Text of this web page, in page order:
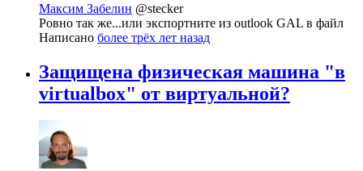
Максим Забелин @stecker
Ровно так же...или экспортните из outlook GAL в файл
Написано более трёх лет назад
Защищена физическая машина "в
virtualbox" от виртуальной?